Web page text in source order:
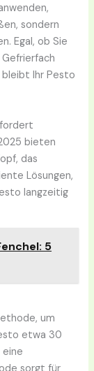
sondern
Egal, ob Sie
Gefrierfach
Ihr Pesto
bieten
das
Lösungen,
langzeitig
5
um
etwa 30